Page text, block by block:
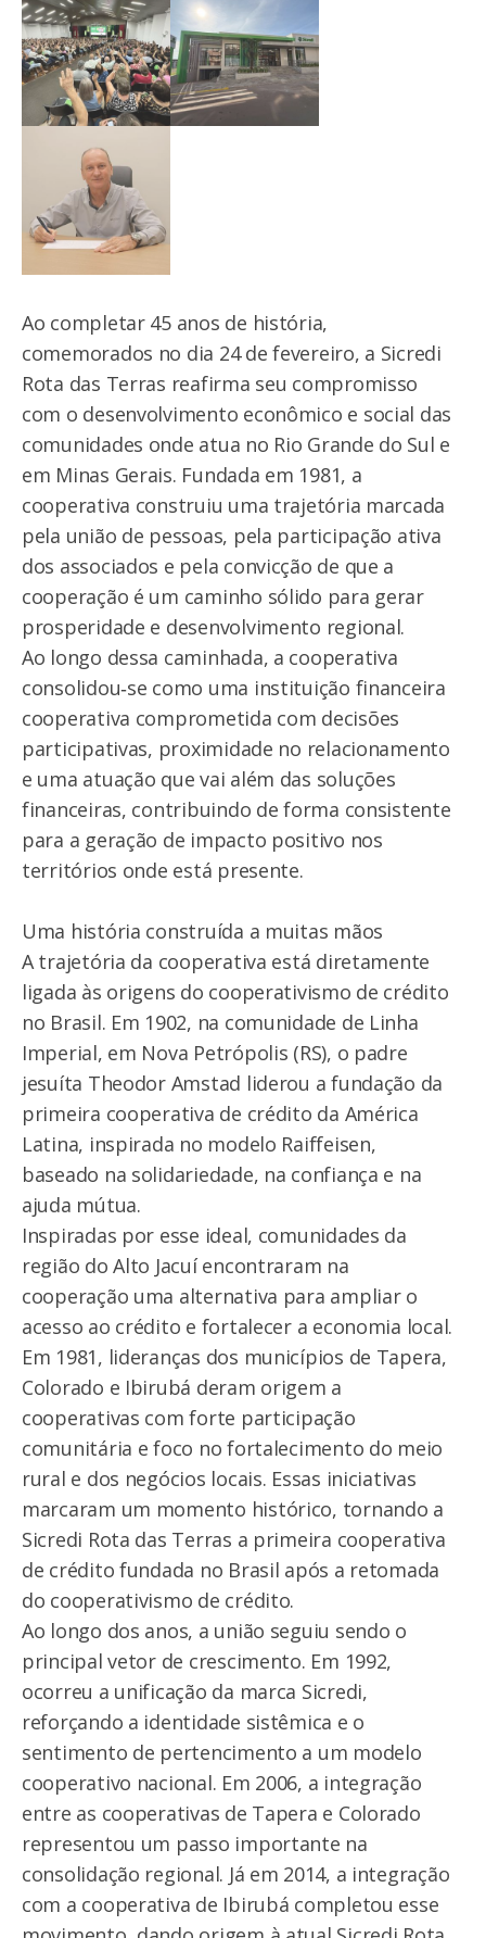
Ao completar 45 anos de história,
comemorados no dia 24 de fevereiro, a Sicredi
Rota das Terras reafirma seu compromisso
com o desenvolvimento econômico e social das
comunidades onde atua no Rio Grande do Sul e
em Minas Gerais. Fundada em 1981, a
cooperativa construiu uma trajetória marcada
pela união de pessoas, pela participação ativa
dos associados e pela convicção de que a
cooperação é um caminho sólido para gerar
prosperidade e desenvolvimento regional.
Ao longo dessa caminhada, a cooperativa
consolidou‑se como uma instituição financeira
cooperativa comprometida com decisões
participativas, proximidade no relacionamento
e uma atuação que vai além das soluções
financeiras, contribuindo de forma consistente
para a geração de impacto positivo nos
territórios onde está presente.
Uma história construída a muitas mãos
A trajetória da cooperativa está diretamente
ligada às origens do cooperativismo de crédito
no Brasil. Em 1902, na comunidade de Linha
Imperial, em Nova Petrópolis (RS), o padre
jesuíta Theodor Amstad liderou a fundação da
primeira cooperativa de crédito da América
Latina, inspirada no modelo Raiffeisen,
baseado na solidariedade, na confiança e na
ajuda mútua.
Inspiradas por esse ideal, comunidades da
região do Alto Jacuí encontraram na
cooperação uma alternativa para ampliar o
acesso ao crédito e fortalecer a economia local.
Em 1981, lideranças dos municípios de Tapera,
Colorado e Ibirubá deram origem a
cooperativas com forte participação
comunitária e foco no fortalecimento do meio
rural e dos negócios locais. Essas iniciativas
marcaram um momento histórico, tornando a
Sicredi Rota das Terras a primeira cooperativa
de crédito fundada no Brasil após a retomada
do cooperativismo de crédito.
Ao longo dos anos, a união seguiu sendo o
principal vetor de crescimento. Em 1992,
ocorreu a unificação da marca Sicredi,
reforçando a identidade sistêmica e o
sentimento de pertencimento a um modelo
cooperativo nacional. Em 2006, a integração
entre as cooperativas de Tapera e Colorado
representou um passo importante na
consolidação regional. Já em 2014, a integração
com a cooperativa de Ibirubá completou esse